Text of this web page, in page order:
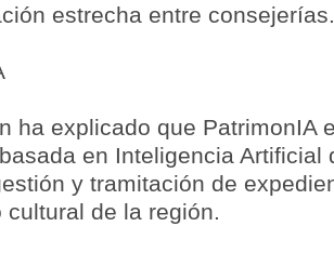
estrecha entre consejerías.
ha explicado que PatrimonIA
en Inteligencia Artificial
y tramitación de
cultural de la región.